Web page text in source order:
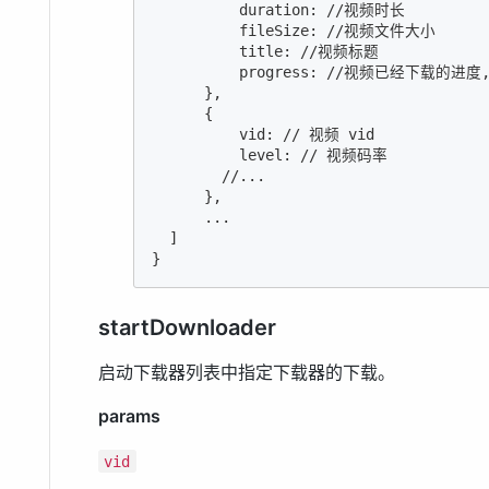
          duration: //视频时长
          fileSize: //视频文件大小
          title: //视频标题
progress: //视频已经下载的进度
      },
      {
          vid: // 视频 vid
          level: // 视频码率
        //...
      },
      ...
  ]
}
startDownloader
启动下载器列表中指定下载器的下载。
params
vid